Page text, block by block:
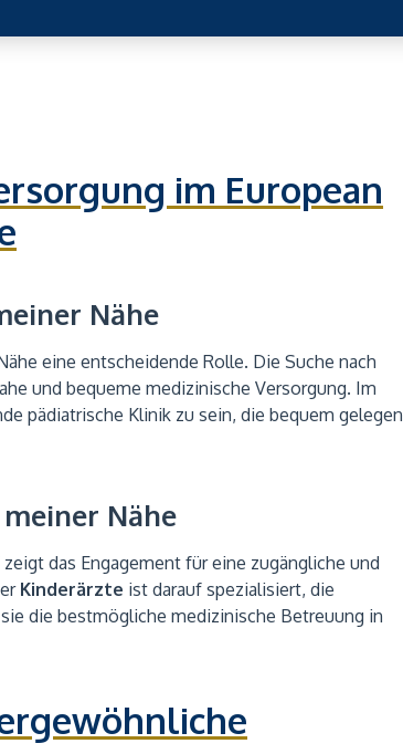
im European
Nähe
eine entscheidende Rolle. Die Suche nach
und bequeme medizinische Versorgung. Im
pädiatrische Klinik zu sein, die bequem gelegen
Nähe
zeigt das Engagement für eine zugängliche und
Kinderärzte ist darauf spezialisiert, die
die bestmögliche medizinische Betreuung in